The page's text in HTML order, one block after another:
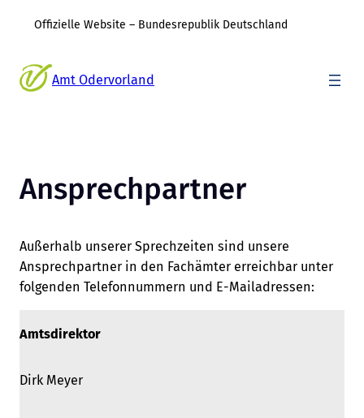
Offizielle Website – Bundesrepublik Deutschland
Inhalt
springen
Amt Odervorland
Ansprechpartner
Außerhalb unserer Sprechzeiten sind unsere
Ansprechpartner in den Fachämter erreichbar unter
folgenden Telefonnummern und E-Mailadressen:
Amtsdirektor
Dirk Meyer